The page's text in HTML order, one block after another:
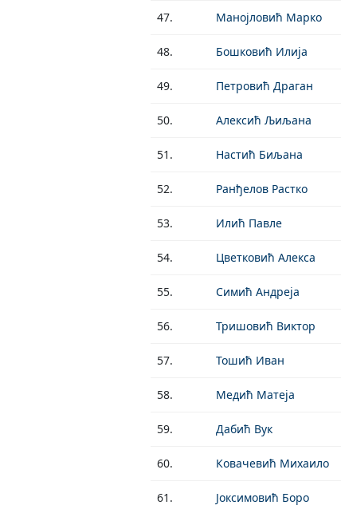
47. Манојловић Марко
48. Бошковић Илија
49. Петровић Драган
50. Алексић Љиљана
51. Настић Биљана
52. Ранђелов Растко
53. Илић Павле
54. Цветковић Алекса
55. Симић Андреја
56. Тришовић Виктор
57. Тошић Иван
58. Медић Матеја
59. Дабић Вук
60. Ковачевић Михаило
61. Јоксимовић Боро